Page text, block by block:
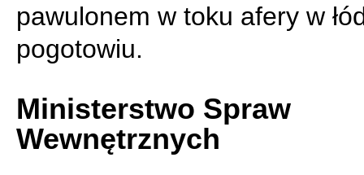
pawulonem w toku afery w
pogotowiu.
Ministerstwo Spraw
Wewnętrznych